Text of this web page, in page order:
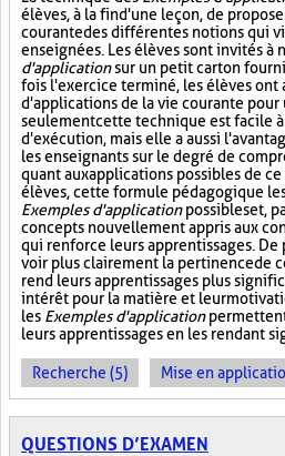
élèves, à la fin d'une leçon, de
courante des différentes notions qui
enseignées. Les élèves sont invités à
d'applicationsur un petit carton
fois l'exercice terminé, les élèves ont
d'applications de la vie courante
seulement cette technique est facile
d'exécution, mais elle a aussi
les enseignants sur le degré de
quant aux applications possibles de
élèves, cette formule pédagogique
Exemples d'applicationpossibles et,
concepts nouvellement appris aux
qui renforce leurs apprentissages.
voir plus clairement la pertinence de
rend leurs apprentissages plus
intérêt pour la matière et leur
les Exemples d'application
leurs apprentissages en les rendant
Recherche (5) Mise en
QUESTIONS D’EXAMEN